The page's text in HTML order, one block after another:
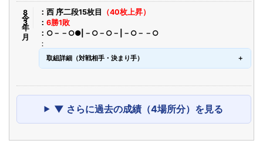
令8年3月 西 序二段15枚目
（40枚上昇）
6勝1敗
○－－○●|－○－○－|－○－－○
取組詳細（対戦相手・決まり手）
▼ さらに過去の成績（4場所分）を見る